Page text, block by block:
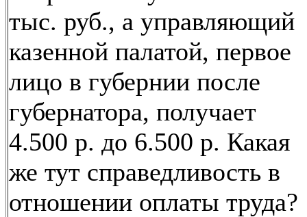
тыс. руб., а управляющий
казенной палатой, первое
лицо в губернии после
губернатора, получает
4.500 р. до 6.500 р. Какая
же тут справедливость в
отношении оплаты труда?